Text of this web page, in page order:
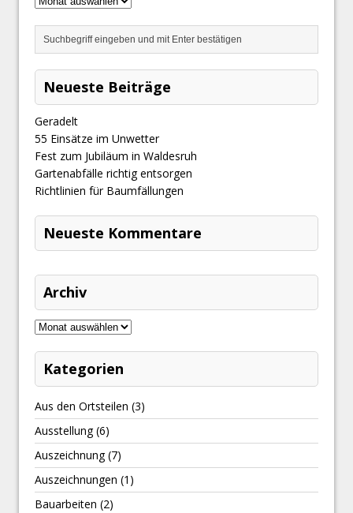
Neueste Beiträge
Geradelt
​55 Einsätze im Unwetter
Fest zum Jubiläum in Waldesruh
Gartenabfälle richtig entsorgen
Richtlinien für Baumfällungen
Neueste Kommentare
Archiv
Kategorien
Aus den Ortsteilen (3)
Ausstellung(6)
Auszeichnung(7)
Auszeichnungen (1)
Bauarbeiten (2)